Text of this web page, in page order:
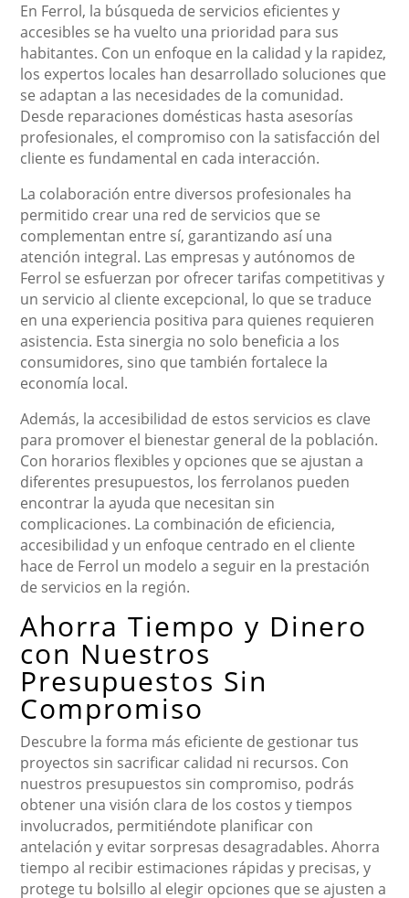
En Ferrol, la búsqueda de servicios eficientes y
accesibles se ha vuelto una prioridad para sus
habitantes. Con un enfoque en la calidad y la rapidez,
los expertos locales han desarrollado soluciones que
se adaptan a las necesidades de la comunidad.
Desde reparaciones domésticas hasta asesorías
profesionales, el compromiso con la satisfacción del
cliente es fundamental en cada interacción.
La colaboración entre diversos profesionales ha
permitido crear una red de servicios que se
complementan entre sí, garantizando así una
atención integral. Las empresas y autónomos de
Ferrol se esfuerzan por ofrecer tarifas competitivas y
un servicio al cliente excepcional, lo que se traduce
en una experiencia positiva para quienes requieren
asistencia. Esta sinergia no solo beneficia a los
consumidores, sino que también fortalece la
economía local.
Además, la accesibilidad de estos servicios es clave
para promover el bienestar general de la población.
Con horarios flexibles y opciones que se ajustan a
diferentes presupuestos, los ferrolanos pueden
encontrar la ayuda que necesitan sin
complicaciones. La combinación de eficiencia,
accesibilidad y un enfoque centrado en el cliente
hace de Ferrol un modelo a seguir en la prestación
de servicios en la región.
Ahorra Tiempo y Dinero
con Nuestros
Presupuestos Sin
Compromiso
Descubre la forma más eficiente de gestionar tus
proyectos sin sacrificar calidad ni recursos. Con
nuestros presupuestos sin compromiso, podrás
obtener una visión clara de los costos y tiempos
involucrados, permitiéndote planificar con
antelación y evitar sorpresas desagradables. Ahorra
tiempo al recibir estimaciones rápidas y precisas, y
protege tu bolsillo al elegir opciones que se ajusten a